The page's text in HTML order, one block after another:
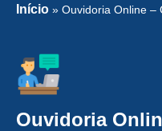
Início » Ouvidoria Online –
Ouvidoria